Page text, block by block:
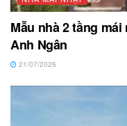
Mẫu nhà 2 tầng
Anh Ngân
21/07/2026